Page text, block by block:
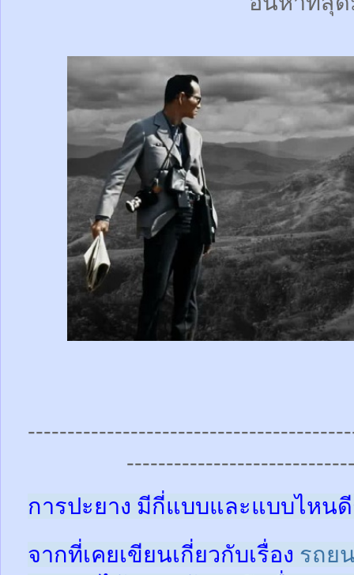
การปะยาง มีกี่แบบและแบบไหน
จากที่เคยเขียนเกี่ยวกับเรื่อง รถย